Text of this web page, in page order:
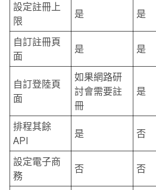
設定註冊上
限
是 是
自訂註冊頁
面
是 是
自訂登陸頁
面
如果網路研
討會需要註
冊
是
排程其餘
API
是 否
設定電子商
務
否 否